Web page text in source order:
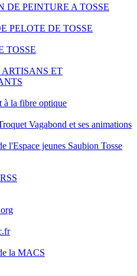
DE PEINTURE A TOSSE
PELOTE DE TOSSE
TOSSE
ET
à la fibre optique
Vagabond et ses animations
l'Espace jeunes Saubion Tosse
la MACS